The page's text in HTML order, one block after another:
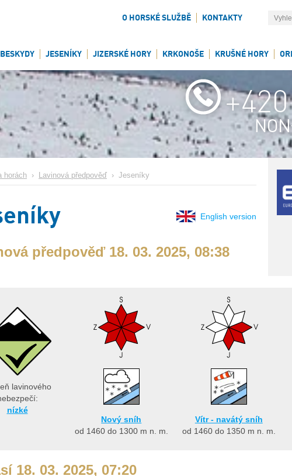
O HORSKÉ SLUŽBĚ KONTAKTY
BESKYDY JESENÍKY JIZERSKÉ HORY KRKONOŠE KRUŠNÉ HORY
horách › Lavinová předpověď › Jeseníky
English version
předpověď 18. 03. 2025, 08:38
lavinového
nízké
Nový sníh
od 1460 do 1300 m n. m.
Vítr - navátý sníh
od 1460 do 1350 m n. m.
18. 03. 2025, 07:20